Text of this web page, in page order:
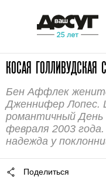
КОСАЯ ГОЛЛИВУДСКАЯ
Бен Аффлек
Дженнифер Лопес.
романтичный День
февраля 2003
надежда у
Поделиться